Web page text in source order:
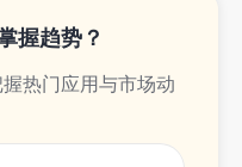
握趋势？
热门应用与市场动